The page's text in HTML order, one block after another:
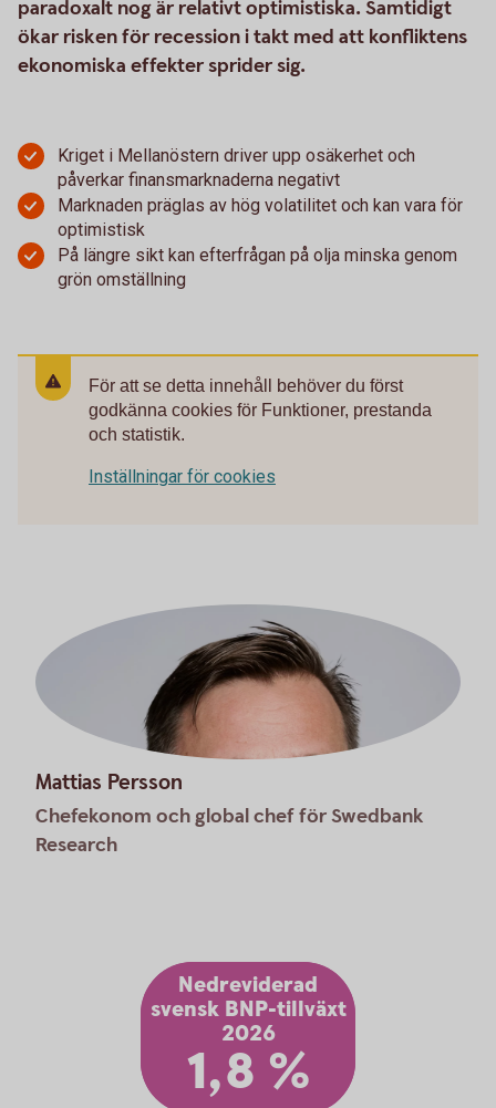
paradoxalt nog är relativt optimistiska. Samtidigt
ökar risken för recession i takt med att konfliktens
ekonomiska effekter sprider sig.
Kriget i Mellanöstern driver upp osäkerhet och
påverkar finansmarknaderna negativt
Marknaden präglas av hög volatilitet och kan vara för
optimistisk
På längre sikt kan efterfrågan på olja minska genom
grön omställning
För att se detta innehåll behöver du först
godkänna cookies för Funktioner, prestanda
och statistik.
Inställningar för cookies
Mattias Persson
Chefekonom och global chef för Swedbank
Research
Nedreviderad
svensk BNP-tillväxt
2026
1,8 %